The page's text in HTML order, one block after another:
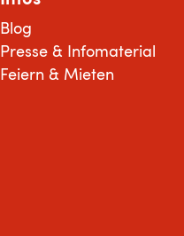
Blog
Presse & Infomaterial
Feiern & Mieten